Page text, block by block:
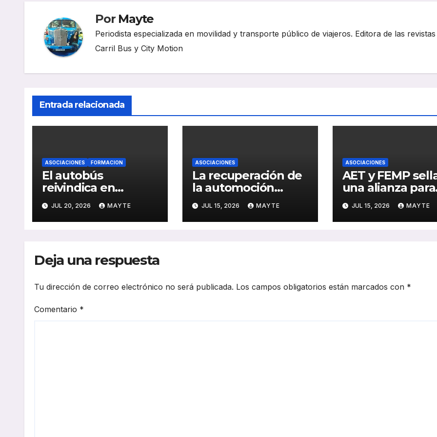
Por Mayte
Periodista especializada en movilidad y transporte público de viajeros. Editora de las revistas
Carril Bus y City Motion
Entrada relacionada
ASOCIACIONES FORMACION
El autobús
reivindica en
Santander su papel
como eje de la
movilidad
JUL 20, 2026 MAYTE
ASOCIACIONES
La recuperación de
la automoción
impulsa también al
sector del autocar:
récord de inversión
JUL 15, 2026 MAYTE
ASOCIACIONES
AET y FEMP
una alianza para
impulsar la
movilidad
inteligente en
JUL 15, 2026 MAYTE
Deja una respuesta
Tu dirección de correo electrónico no será publicada. Los campos obligatorios están marcados con *
Comentario *